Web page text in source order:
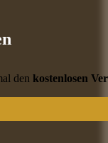
denkostenlosen